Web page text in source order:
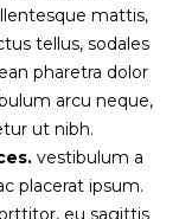
mattis,
tellus, sodales
pharetra dolor
arcu neque,
ut nibh.
vestibulum a
placerat ipsum.
eu sagittis